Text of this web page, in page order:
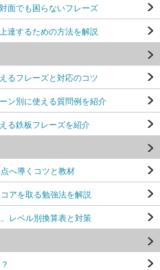
面でも困らないフレーズ
達するための方法を解説
るフレーズと対応のコツ
ン別に使える質問例を紹介
る鉄板フレーズを紹介
へ導くコツと教材
アを取る勉強法を解説
レベル別換算表と対策